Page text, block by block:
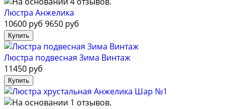
Люстра Анжелика
10600 руб 9650 руб
Люстра подвесная Зима Винтаж
11450 руб